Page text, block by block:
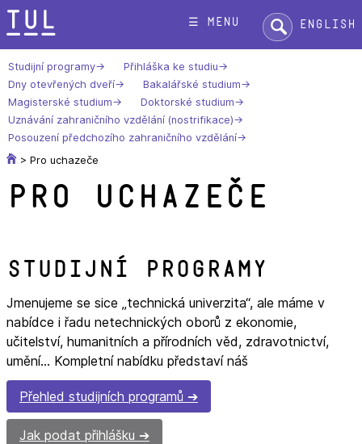
Přeskok
na
text
☰ menu Hledat:English
Studijní programy
Přihláška ke studiu
Dny otevřených dveří
Bakalářské studium
Magisterské studium
Doktorské studium
Uznávání zahraničního vzdělání (nostrifikace)
Posouzení předchozího zahraničního vzdělání
>Pro uchazeče
Pro uchazeče
Studijní programy
Jmenujeme se sice „technická univerzita“, ale máme v
nabídce i řadu netechnických oborů z ekonomie,
učitelství, humanitních a přírodních věd, zdravotnictví,
umění… Kompletní nabídku představí náš
Přehled studijních programů
Jak podat přihlášku